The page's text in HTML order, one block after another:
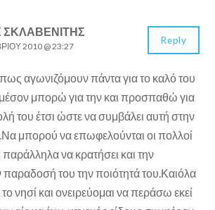
ΣΚΛΑΒΕΝΊΤΗΣ
2010 @ 23:27
αγωνιζόμουν πάντα για το καλό του
μπορώ για την και προσπαθώ για
του έτσι ώστε να συμβάλει αυτή στην
μπορού να επωφελούνται οι πολλοί
παράλληλα να κρατήσει και την
παραδοσή του την ποιότητά του.Καιόλα
νησί και ονειρεύομαι να περάσω εκεί
Reply